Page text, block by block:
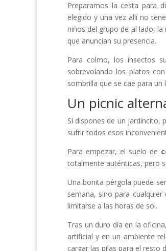
Preparamos la cesta para
elegido y una vez allí no
niños del grupo de al lado,
que anuncian su presencia.
Para colmo, los insectos
sobrevolando los platos
sombrilla que se cae para
Un picnic
Si dispones de un jardincito,
sufrir todos esos
Para empezar, el suelo de
totalmente auténticas, pero
Una bonita pérgola puede
semana, sino para
limitarse a las horas de sol.
Tras un duro día en la
artificial y en un ambiente
cargar las pilas para el resto